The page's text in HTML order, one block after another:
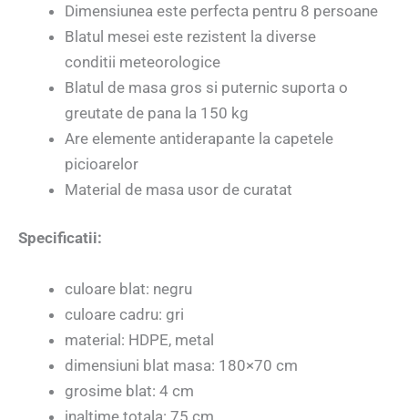
Dimensiunea este perfecta pentru 8 persoane
Blatul mesei este rezistent la diverse
conditii meteorologice
Blatul de masa gros si puternic suporta o
greutate de pana la 150 kg
Are elemente antiderapante la capetele
picioarelor
Material de masa usor de curatat
Specificatii:
culoare blat: negru
culoare cadru: gri
material: HDPE, metal
dimensiuni blat masa: 180×70 cm
grosime blat: 4 cm
inaltime totala: 75 cm